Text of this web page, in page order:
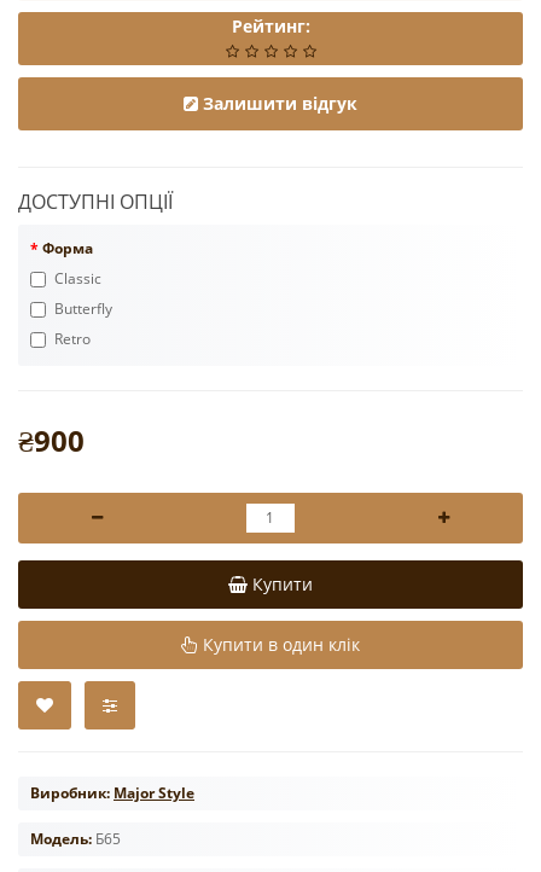
Рейтинг:
Залишити відгук
ДОСТУПНІ ОПЦІЇ
Форма
Classic
Butterfly
Retro
₴900
Купити
Купити в один клік
Виробник: Major Style
Модель: Б65